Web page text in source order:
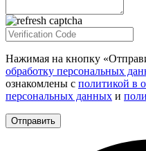
Нажимая на кнопку
обработку персональных
ознакомлены с политикой в
персональных данных и